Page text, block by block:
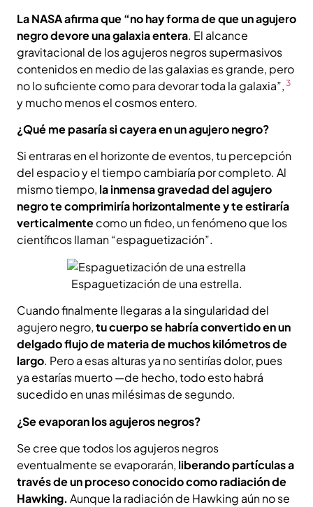
La NASA afirma que“no hay forma de que un agujero
negro devore una galaxia entera. El alcance
gravitacional de los agujeros negros supermasivos
contenidos en medio de las galaxias es grande, pero
no lo suficiente como para devorar toda la galaxia”, 3
y mucho menos el cosmos entero.
¿Qué me pasaría si cayera en un agujero negro?
Si entraras en el horizonte de eventos, tu percepción
del espacio y el tiempo cambiaría por completo. Al
mismo tiempo, la inmensa gravedad del agujero
negro te comprimiría horizontalmente y te estiraría
verticalmentecomo un fideo, un fenómeno que los
científicos llaman “espaguetización”.
Espaguetización de una estrella.
Cuando finalmente llegaras a la singularidad del
agujero negro,tu cuerpo se habría convertido en un
delgado flujo de materia de muchos kilómetros de
largo. Pero a esas alturas ya no sentirías dolor, pues
ya estarías muerto —de hecho, todo esto habrá
sucedido en unas milésimas de segundo.
¿Se evaporan los agujeros negros?
Se cree que todos los agujeros negros
eventualmente se evaporarán, liberando partículas a
través de un proceso conocido como radiación de
Hawking. Aunque la radiación de Hawking aún no se